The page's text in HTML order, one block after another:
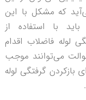
که مشکل با این
با استفاده از
لوله فاضلاب اقدام
می‌توانند موجب
بازکردن گرفتگی لوله